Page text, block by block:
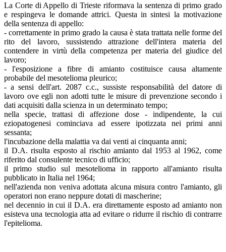
La Corte di Appello di Trieste riformava la sentenza di primo grado
e respingeva le domande attrici. Questa in sintesi la motivazione
della sentenza di appello:
- correttamente in primo grado la causa è stata trattata nelle forme del
rito del lavoro, sussistendo attrazione dell'intera materia del
contendere in virtù della competenza per materia del giudice del
lavoro;
- l'esposizione a fibre di amianto costituisce causa altamente
probabile del mesotelioma pleurico;
- a sensi dell'art. 2087 c.c., sussiste responsabilità del datore di
lavoro ove egli non adotti tutte le misure di prevenzione secondo i
dati acquisiti dalla scienza in un determinato tempo;
nella specie, trattasi di affezione dose - indipendente, la cui
eziopatogenesi cominciava ad essere ipotizzata nei primi anni
sessanta;
l'incubazione della malattia va dai venti ai cinquanta anni;
il D.A. risulta esposto al rischio amianto dal 1953 al 1962, come
riferito dal consulente tecnico di ufficio;
il primo studio sul mesotelioma in rapporto all'amianto risulta
pubblicato in Italia nel 1964;
nell'azienda non veniva adottata alcuna misura contro l'amianto, gli
operatori non erano neppure dotati di mascherine;
nel decennio in cui il D.A. era direttamente esposto ad amianto non
esisteva una tecnologia atta ad evitare o ridurre il rischio di contrarre
l'epitelioma.